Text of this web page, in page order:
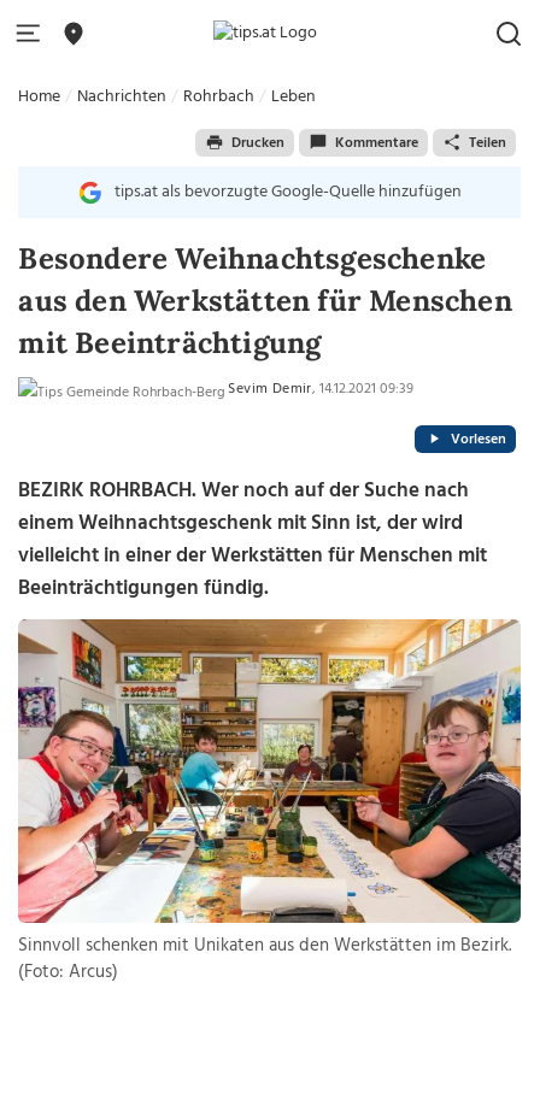
Home Nachrichten Rohrbach Leben
Drucken Kommentare Teilen
tips.at als bevorzugte Google-Quelle hinzufügen
Besondere Weihnachtsgeschenke
aus den Werkstätten für Menschen
mit Beeinträchtigung
Sevim Demir, 14.12.2021 09:39
Vorlesen
BEZIRK ROHRBACH. Wer noch auf der Suche nach
einem Weihnachtsgeschenk mit Sinn ist, der wird
vielleicht in einer der Werkstätten für Menschen mit
Beeinträchtigungen fündig.
Sinnvoll schenken mit Unikaten aus den Werkstätten im Bezirk.
(Foto: Arcus)